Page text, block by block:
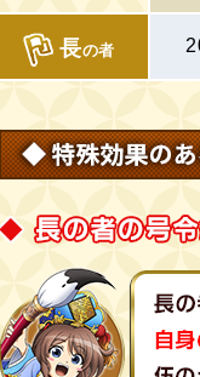
長の者